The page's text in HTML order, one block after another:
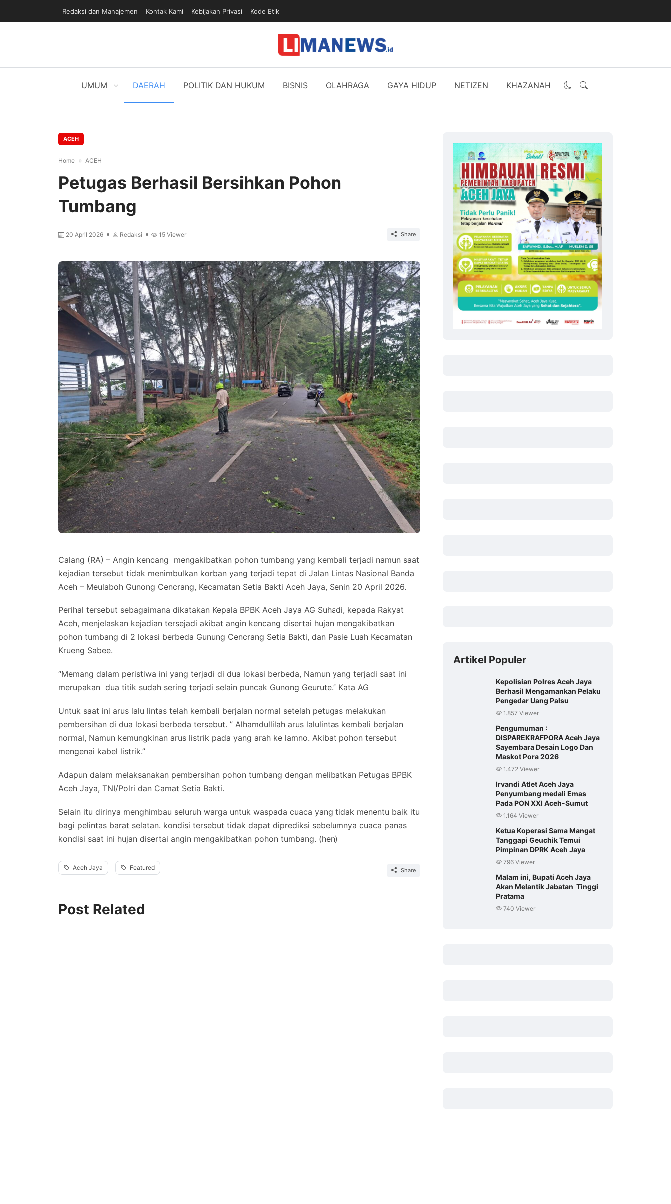
Redaksi dan Manajemen Kontak Kami Kebijakan Privasi Kode Etik
UMUM DAERAH POLITIK DAN HUKUM BISNIS OLAHRAGA GAYA HIDUP NETIZEN KHAZANAH
ACEH
Home ACEH
Petugas Berhasil Bersihkan Pohon
Tumbang
20 April 2026 Redaksi 15 Viewer Share
Calang (RA) – Angin kencang mengakibatkan pohon tumbang yang kembali terjadi namun saat
kejadian tersebut tidak menimbulkan korban yang terjadi tepat di Jalan Lintas Nasional Banda
Aceh – Meulaboh Gunong Cencrang, Kecamatan Setia Bakti Aceh Jaya, Senin 20 April 2026.
Perihal tersebut sebagaimana dikatakan Kepala BPBK Aceh Jaya AG Suhadi, kepada Rakyat
Aceh, menjelaskan kejadian tersejadi akibat angin kencang disertai hujan mengakibatkan
pohon tumbang di 2 lokasi berbeda Gunung Cencrang Setia Bakti, dan Pasie Luah Kecamatan
Krueng Sabee.
“Memang dalam peristiwa ini yang terjadi di dua lokasi berbeda, Namun yang terjadi saat ini
merupakan dua titik sudah sering terjadi selain puncak Gunong Geurute.” Kata AG
Untuk saat ini arus lalu lintas telah kembali berjalan normal setelah petugas melakukan
pembersihan di dua lokasi berbeda tersebut. ” Alhamdullilah arus lalulintas kembali berjalan
normal, Namun kemungkinan arus listrik pada yang arah ke lamno. Akibat pohon tersebut
mengenai kabel listrik.”
Adapun dalam melaksanakan pembersihan pohon tumbang dengan melibatkan Petugas BPBK
Aceh Jaya, TNI/Polri dan Camat Setia Bakti.
Selain itu dirinya menghimbau seluruh warga untuk waspada cuaca yang tidak menentu baik itu
bagi pelintas barat selatan. kondisi tersebut tidak dapat diprediksi sebelumnya cuaca panas
kondisi saat ini hujan disertai angin mengakibatkan pohon tumbang. (hen)
Aceh Jaya Featured Share
Post Related
Artikel Populer
Kepolisian Polres Aceh Jaya
Berhasil Mengamankan Pelaku
Pengedar Uang Palsu
1.857 Viewer
Pengumuman :
DISPAREKRAFPORA Aceh Jaya
Sayembara Desain Logo Dan
Maskot Pora 2026
1.472 Viewer
Irvandi Atlet Aceh Jaya
Penyumbang medali Emas
Pada PON XXI Aceh-Sumut
1.164 Viewer
Ketua Koperasi Sama Mangat
Tanggapi Geuchik Temui
Pimpinan DPRK Aceh Jaya
796 Viewer
Malam ini, Bupati Aceh Jaya
Akan Melantik Jabatan Tinggi
Pratama
740 Viewer